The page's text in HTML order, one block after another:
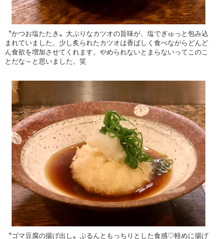
〝かつお塩たたき〟大ぶりなカツオの旨味が、塩でぎゅっと包み込
まれていました。少し炙られたカツオは香ばしく食べながらどんど
ん食欲を増加させてくれます。やめられないとまらないってこのこ
とだな～と思いました。笑
〝ゴマ豆腐の揚げ出し〟ぷるんともっちりとした食感♡軽めに揚げ